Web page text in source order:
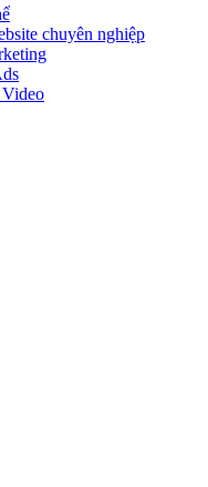
chuyên nghiệp